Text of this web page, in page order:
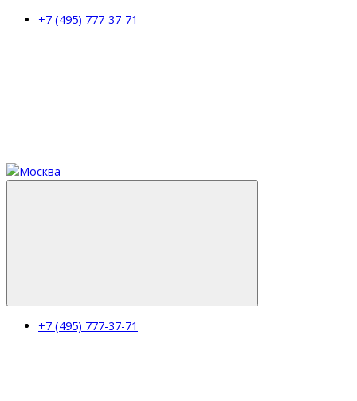
+7 (495) 777-37-71
+7 (495) 777-37-71